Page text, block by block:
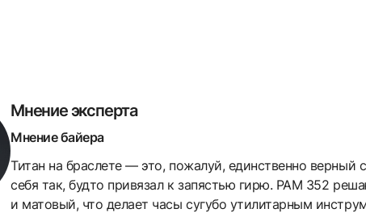
Мнение эксперта
Мнение байера
Титан на браслете — это, пожалуй, единственно
себя так, будто привязал к запястью гирю. PAM 352
и матовый, что делает часы сугубо утилитарным